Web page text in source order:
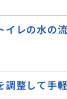
イレの水の
調整して手